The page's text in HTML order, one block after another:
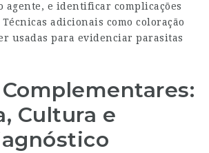
agente, e identificar complicações
adicionais como coloração
usadas para evidenciar parasitas
Cultura e